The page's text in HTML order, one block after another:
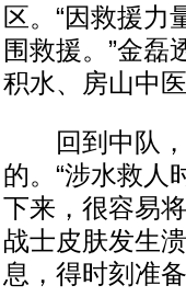
区。“因救援力
围救援。”金磊
积水、房山中
回到中队，
的。“涉水救人
下来，很容易
战士皮肤发生
息，得时刻准